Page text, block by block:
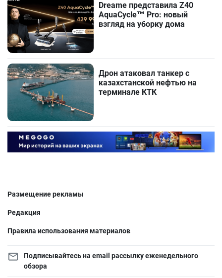
Dreame представила Z40
AquaCycle™ Pro: новый
взгляд на уборку дома
Дрон атаковал танкер с
казахстанской нефтью на
терминале КТК
Размещение рекламы
Редакция
Правила использования материалов
Подписывайтесь на email рассылку еженедельного
обзора